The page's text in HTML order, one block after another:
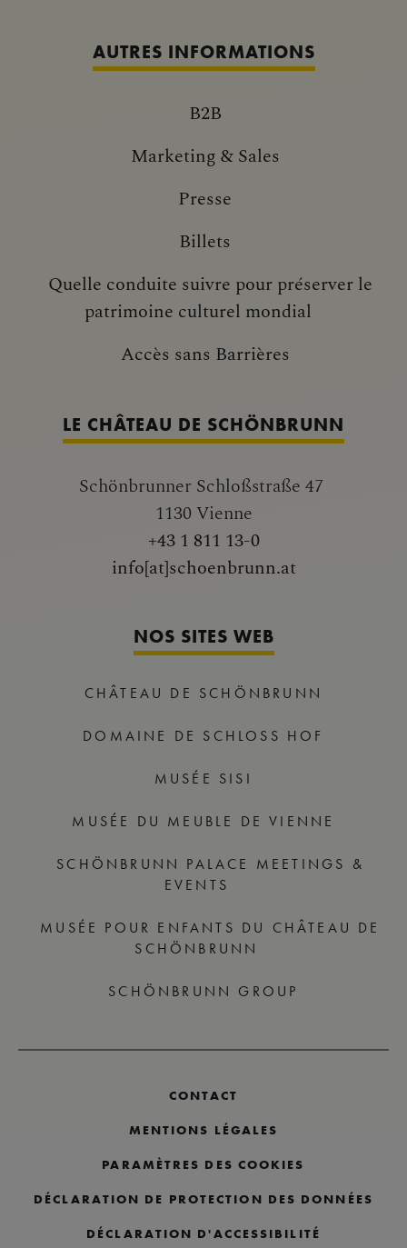
AUTRES INFORMATIONS
B2B
Marketing & Sales
Presse
Billets
Quelle conduite suivre pour préserver le
patrimoine culturel mondial
Accès sans Barrières
LE CHÂTEAU DE SCHÖNBRUNN
Schönbrunner Schloßstraße 47
1130 Vienne
+43 1 811 13-0
info[at]schoenbrunn.at
NOS SITES WEB
CHÂTEAU DE SCHÖNBRUNN
DOMAINE DE SCHLOSS HOF
MUSÉE SISI
MUSÉE DU MEUBLE DE VIENNE
SCHÖNBRUNN PALACE MEETINGS &
EVENTS
MUSÉE POUR ENFANTS DU CHÂTEAU DE
SCHÖNBRUNN
SCHÖNBRUNN GROUP
CONTACT
MENTIONS LÉGALES
PARAMÈTRES DES COOKIES
DÉCLARATION DE PROTECTION DES DONNÉES
DÉCLARATION D'ACCESSIBILITÉ